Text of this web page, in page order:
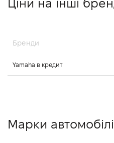
Ціни на інші
Бренди
Yamaha в кредит
Марки